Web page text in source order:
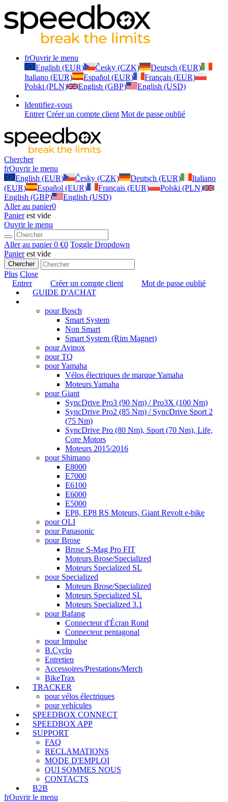
frOuvrir le menu
English (EUR)
Česky (CZK)
Deutsch (EUR)
Italiano (EUR)
Español (EUR)
Français (EUR)
Polski (PLN)
English (GBP) English (USD)
Identifiez-vous
Entrer Créer un compte client Mot de passe oublié
Chercher
frOuvrir le menu
English (EUR)
Česky (CZK) Deutsch (EUR)
Italiano
(EUR)
Español (EUR) Français (EUR)
Polski (PLN)
English (GBP)
English (USD)
Aller au panier0
Panierest vide
Ouvrir le menu
Aller au panier0 €0 Toggle Dropdown
Panierest vide
Chercher
Plus Close
Entrer
Créer un compte client
Mot de passe oublié
GUIDE D'ACHAT
pour Bosch
Smart System
Non Smart
Smart System (Rim Magnet)
pour Avinox
pour TQ
pour Yamaha
Vélos électriques de marque Yamaha
Moteurs Yamaha
pour Giant
SyncDrive Pro3 (90 Nm) / Pro3X (100 Nm)
SyncDrive Pro2 (85 Nm) / SyncDrive Sport 2
(75 Nm)
SyncDrive Pro (80 Nm), Sport (70 Nm), Life,
Core Motors
Moteurs 2015/2016
pour Shimano
E8000
E7000
E6100
E6000
E5000
EP8, EP8 RS Moteurs, Giant Revolt e-bike
pour OLI
pour Panasonic
pour Brose
Brose S-Mag Pro FIT
Moteurs Brose/Specialized
Moteurs Specialized SL
pour Specialized
Moteurs Brose/Specialized
Moteurs Specialized SL
Moteurs Specialized 3.1
pour Bafang
Connecteur d'Écran Rond
Connecteur pentagonal
pour Impulse
B.Cyclo
Entretien
Accessoires/Prestations/Merch
BikeTrax
TRACKER
pour vélos électriques
pour vehícules
SPEEDBOX CONNECT
SPEEDBOX APP
SUPPORT
FAQ
RECLAMATIONS
MODE D'EMPLOI
QUI SOMMES NOUS
CONTACTS
B2B
frOuvrir le menu